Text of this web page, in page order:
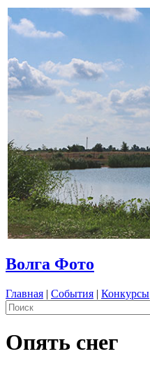
Волга Фото
Главная | События | Конкурсы
Опять снег